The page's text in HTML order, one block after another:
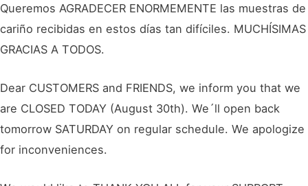
Queremos AGRADECER ENORMEMENTE las muestras de
cariño recibidas en estos días tan difíciles. MUCHÍSIMAS
GRACIAS A TODOS.
Dear CUSTOMERS and FRIENDS, we inform you that we
are CLOSED TODAY (August 30th). We´ll open back
tomorrow SATURDAY on regular schedule. We apologize
for inconveniences.